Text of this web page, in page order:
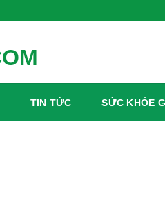
TIN TỨC SỨC KHỎE